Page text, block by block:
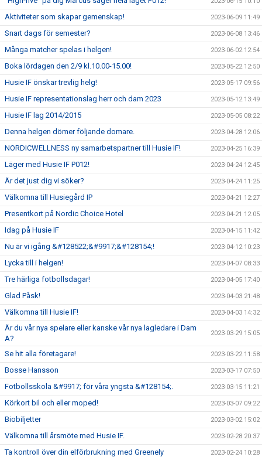
Aktiviteter som skapar gemenskap! 2023-06-09 11:49
Snart dags för semester? 2023-06-08 13:46
Många matcher spelas i helgen! 2023-06-02 12:54
Boka lördagen den 2/9 kl.10.00-15.00! 2023-05-22 12:50
Husie IF önskar trevlig helg! 2023-05-17 09:56
Husie IF representationslag herr och dam 2023 2023-05-12 13:49
Husie IF lag 2014/2015 2023-05-05 08:22
Denna helgen dömer följande domare. 2023-04-28 12:06
NORDICWELLNESS ny samarbetspartner till Husie IF! 2023-04-25 16:39
Läger med Husie IF P012! 2023-04-24 12:45
Är det just dig vi söker? 2023-04-24 11:25
Välkomna till Husiegård IP 2023-04-21 12:27
Presentkort på Nordic Choice Hotel 2023-04-21 12:05
Idag på Husie IF 2023-04-15 11:42
Nu är vi igång &#128522;&#9917;&#128154;! 2023-04-12 10:23
Lycka till i helgen! 2023-04-07 08:33
Tre härliga fotbollsdagar! 2023-04-05 17:40
Glad Påsk! 2023-04-03 21:48
Välkomna till Husie IF! 2023-04-03 14:32
Är du vår nya spelare eller kanske vår nya lagledare i Dam
A?
2023-03-29 15:05
Se hit alla företagare! 2023-03-22 11:58
Bosse Hansson 2023-03-17 07:50
Fotbollsskola &#9917; för våra yngsta &#128154;. 2023-03-15 11:21
Körkort bil och eller moped! 2023-03-07 09:22
Biobiljetter 2023-03-02 15:02
Välkomna till årsmöte med Husie IF. 2023-02-28 20:37
Ta kontroll över din elförbrukning med Greenely 2023-02-24 10:28